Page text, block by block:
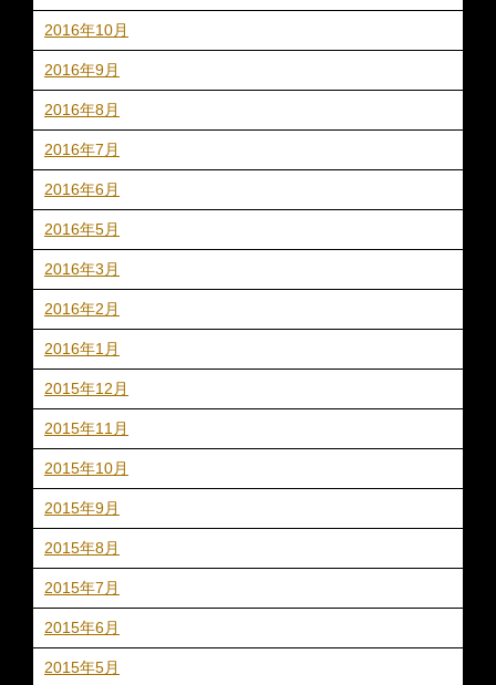
2016年10月
2016年9月
2016年8月
2016年7月
2016年6月
2016年5月
2016年3月
2016年2月
2016年1月
2015年12月
2015年11月
2015年10月
2015年9月
2015年8月
2015年7月
2015年6月
2015年5月